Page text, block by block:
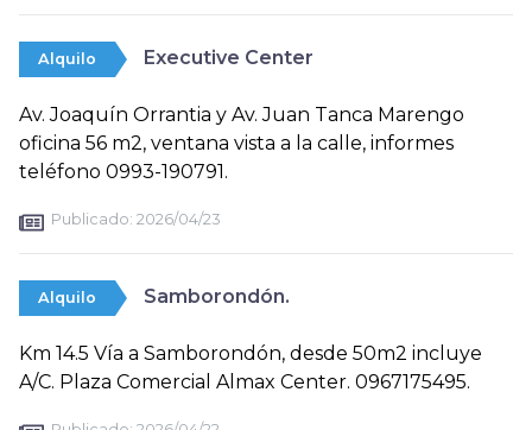
Alquilo Executive Center
Av. Joaquín Orrantia y Av. Juan Tanca Marengo
oficina 56 m2, ventana vista a la calle, informes
teléfono 0993-190791.
Publicado: 2026/04/23
Alquilo Samborondón.
Km 14.5 Vía a Samborondón, desde 50m2 incluye
A/C. Plaza Comercial Almax Center. 0967175495.